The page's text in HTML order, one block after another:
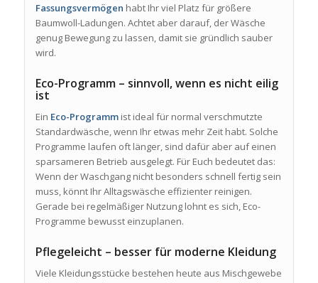
Fassungsvermögen habt Ihr viel Platz für größere
Baumwoll-Ladungen. Achtet aber darauf, der Wäsche
genug Bewegung zu lassen, damit sie gründlich sauber
wird.
Eco-Programm – sinnvoll, wenn es nicht eilig
ist
Ein Eco-Programmist ideal für normal verschmutzte
Standardwäsche, wenn Ihr etwas mehr Zeit habt. Solche
Programme laufen oft länger, sind dafür aber auf einen
sparsameren Betrieb ausgelegt. Für Euch bedeutet das:
Wenn der Waschgang nicht besonders schnell fertig sein
muss, könnt Ihr Alltagswäsche effizienter reinigen.
Gerade bei regelmäßiger Nutzung lohnt es sich, Eco-
Programme bewusst einzuplanen.
Pflegeleicht – besser für moderne Kleidung
Viele Kleidungsstücke bestehen heute aus Mischgewebe